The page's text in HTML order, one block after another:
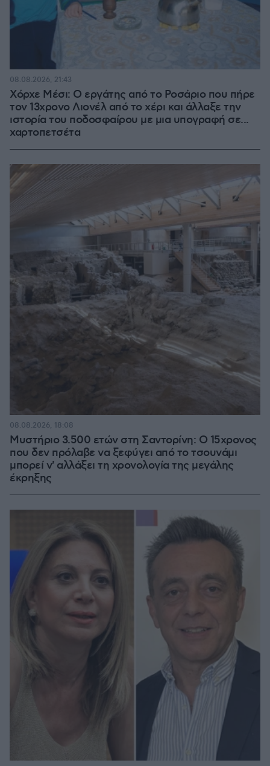
Χόρχε Μέσι: Ο εργάτης από το Ροσάριο που πήρε
τον 13χρονο Λιονέλ από το χέρι και άλλαξε την
ιστορία του ποδοσφαίρου με μια υπογραφή σε...
χαρτοπετσέτα
08.08.2026, 21:43
Μυστήριο 3.500 ετών στη Σαντορίνη: Ο 15χρονος
που δεν πρόλαβε να ξεφύγει από το τσουνάμι
μπορεί ν' αλλάξει τη χρονολογία της μεγάλης
έκρηξης
08.08.2026, 18:08